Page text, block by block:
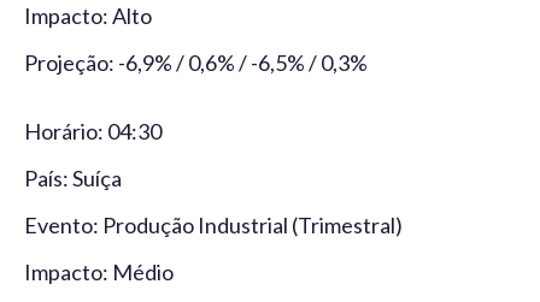
Impacto: Alto
Projeção: -6,9% / 0,6% / -6,5% / 0,3%
Horário: 04:30
País: Suíça
Evento: Produção Industrial (Trimestral)
Impacto: Médio